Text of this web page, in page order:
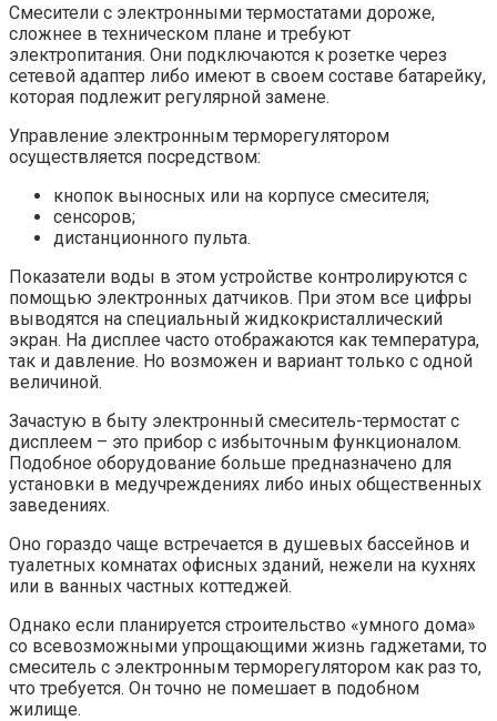
Смесители с электронными термостатами дороже,
сложнее в техническом плане и требуют
электропитания. Они подключаются к розетке через
сетевой адаптер либо имеют в своем составе батарейку,
которая подлежит регулярной замене.
Управление электронным терморегулятором
осуществляется посредством:
кнопок выносных или на корпусе смесителя;
сенсоров;
дистанционного пульта.
Показатели воды в этом устройстве контролируются с
помощью электронных датчиков. При этом все цифры
выводятся на специальный жидкокристаллический
экран. На дисплее часто отображаются как температура,
так и давление. Но возможен и вариант только с одной
величиной.
Зачастую в быту электронный смеситель-термостат с
дисплеем – это прибор с избыточным функционалом.
Подобное оборудование больше предназначено для
установки в медучреждениях либо иных общественных
заведениях.
Оно гораздо чаще встречается в душевых бассейнов и
туалетных комнатах офисных зданий, нежели на кухнях
или в ванных частных коттеджей.
Однако если планируется строительство «умного дома»
со всевозможными упрощающими жизнь гаджетами, то
смеситель с электронным терморегулятором как раз то,
что требуется. Он точно не помешает в подобном
жилище.